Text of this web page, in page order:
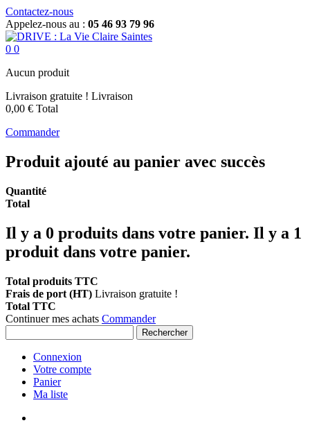
Contactez-nous
Appelez-nous au : 05 46 93 79 96
0 0
Aucun produit
Livraison gratuite ! Livraison
0,00 € Total
Commander
Produit ajouté au panier avec succès
Quantité
Total
Il y a 0 produits dans votre panier. Il y a 1
produit dans votre panier.
Total produits TTC
Frais de port (HT) Livraison gratuite !
Total TTC
Continuer mes achats Commander
Rechercher
Connexion
Votre compte
Panier
Ma liste